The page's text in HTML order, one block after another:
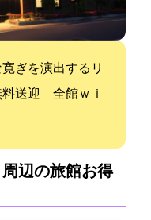
ぎを演出するリ
料送迎 全館ｗｉ-
辺の旅館:お得